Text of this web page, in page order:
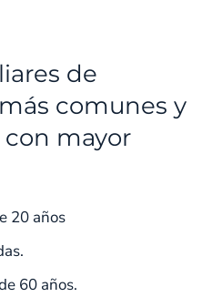
de
comunes y
mayor
20 años
60 años.